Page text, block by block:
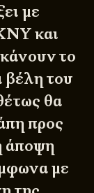
με
και
το
βέλη του
θα
προς
άποψη
με